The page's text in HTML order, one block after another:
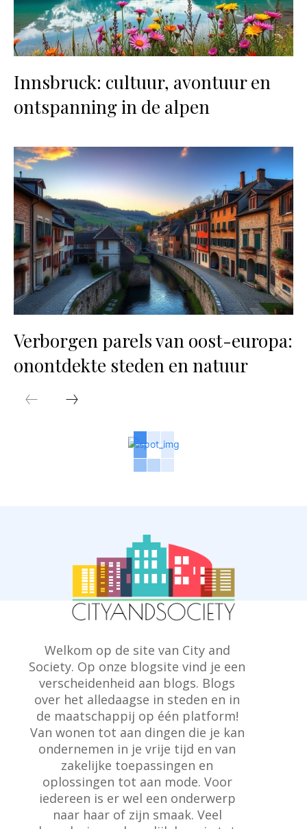
Innsbruck: cultuur, avontuur en
ontspanning in de alpen
Verborgen parels van oost-europa:
onontdekte steden en natuur